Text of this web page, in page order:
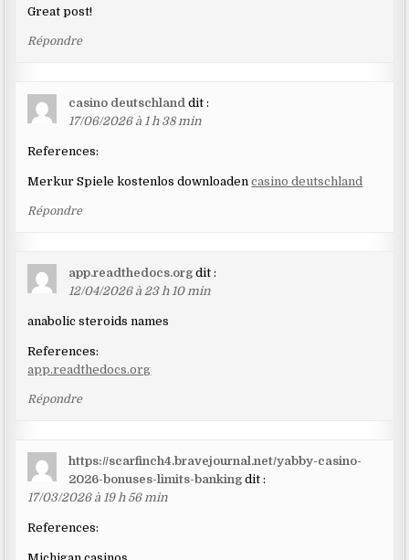
Great post!
Répondre
casino deutschland dit :
17/06/2026 à 1 h 38 min
References:
Merkur Spiele kostenlos downloadencasino deutschland
Répondre
app.readthedocs.org dit :
12/04/2026 à 23 h 10 min
anabolic steroids names
References:
app.readthedocs.org
Répondre
https://scarfinch4.bravejournal.net/yabby-casino-
2026-bonuses-limits-banking dit :
17/03/2026 à 19 h 56 min
References: